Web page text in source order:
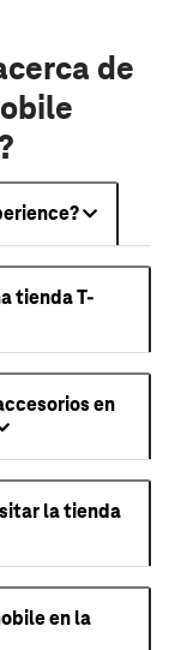
de
tienda T-
en
la tienda
en la